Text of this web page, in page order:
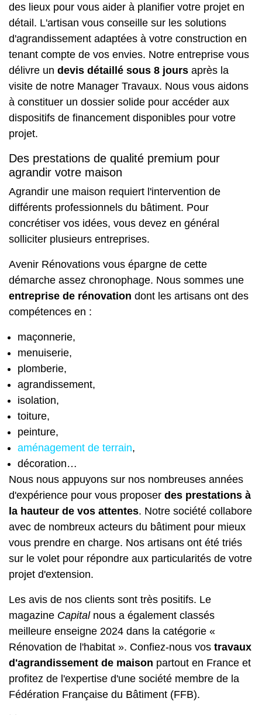
des lieux pour vous aider à planifier votre projet en
détail. L'artisan vous conseille sur les solutions
d'agrandissement adaptées à votre construction en
tenant compte de vos envies. Notre entreprise vous
délivre un devis détaillé sous 8 jours après la
visite de notre Manager Travaux. Nous vous aidons
à constituer un dossier solide pour accéder aux
dispositifs de financement disponibles pour votre
projet.
Des prestations de qualité premium pour
agrandir votre maison
Agrandir une maison requiert l'intervention de
différents professionnels du bâtiment. Pour
concrétiser vos idées, vous devez en général
solliciter plusieurs entreprises.
Avenir Rénovations vous épargne de cette
démarche assez chronophage. Nous sommes une
entreprise de rénovation dont les artisans ont des
compétences en :
maçonnerie,
menuiserie,
plomberie,
agrandissement,
isolation,
toiture,
peinture,
aménagement de terrain,
décoration…
Nous nous appuyons sur nos nombreuses années
d'expérience pour vous proposer des prestations à
la hauteur de vos attentes. Notre société collabore
avec de nombreux acteurs du bâtiment pour mieux
vous prendre en charge. Nos artisans ont été triés
sur le volet pour répondre aux particularités de votre
projet d'extension.
Les avis de nos clients sont très positifs. Le
magazine Capital nous a également classés
meilleure enseigne 2024 dans la catégorie «
Rénovation de l'habitat ». Confiez-nous vos travaux
d'agrandissement de maison partout en France et
profitez de l'expertise d'une société membre de la
Fédération Française du Bâtiment (FFB).